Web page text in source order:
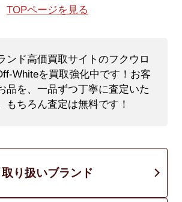
TOPページを見る
ンド高価買取サイトのフクウロ
Whiteを買取強化中です！ お客
品を、一品ずつ丁寧に査定いた
もちろん査定は無料です！
取り扱いブランド